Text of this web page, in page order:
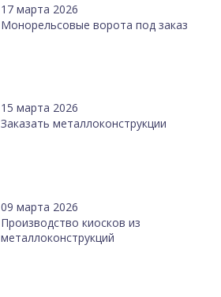
17 марта 2026
Монорельсовые ворота под заказ
15 марта 2026
Заказать металлоконструкции
09 марта 2026
Производство киосков из
металлоконструкций